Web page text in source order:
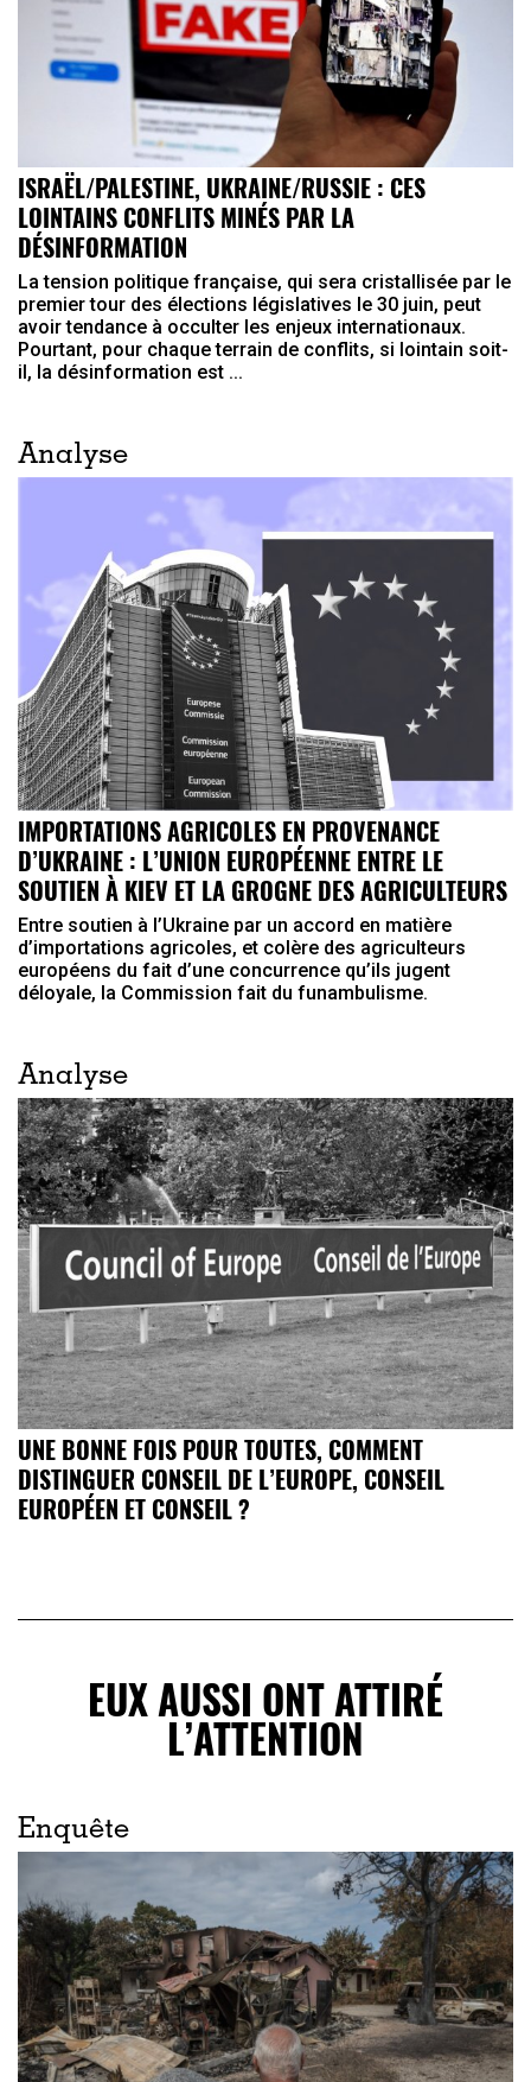
ISRAËL/PALESTINE, UKRAINE/RUSSIE : CES
LOINTAINS CONFLITS MINÉS PAR LA
DÉSINFORMATION
La tension politique française, qui sera cristallisée par le
premier tour des élections législatives le 30 juin, peut
avoir tendance à occulter les enjeux internationaux.
Pourtant, pour chaque terrain de conflits, si lointain soit-
il, la désinformation est ...
Analyse
IMPORTATIONS AGRICOLES EN PROVENANCE
D’UKRAINE : L’UNION EUROPÉENNE ENTRE LE
SOUTIEN À KIEV ET LA GROGNE DES AGRICULTEURS
Entre soutien à l’Ukraine par un accord en matière
d’importations agricoles, et colère des agriculteurs
européens du fait d’une concurrence qu’ils jugent
déloyale, la Commission fait du funambulisme.
Analyse
UNE BONNE FOIS POUR TOUTES, COMMENT
DISTINGUER CONSEIL DE L’EUROPE, CONSEIL
EUROPÉEN ET CONSEIL ?
EUX AUSSI ONT ATTIRÉ
L’ATTENTION
Enquête